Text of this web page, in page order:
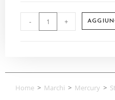
- +
Home > Marchi > Mercury >